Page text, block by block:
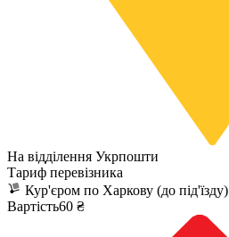
На відділення Укрпошти
Тариф перевізника
Кур'єром по Харкову (до під'їзду)
Вартість60 ₴